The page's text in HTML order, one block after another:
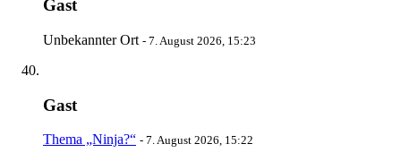
Gast
Unbekannter Ort - 7. August 2026, 15:23
Gast
Thema „Ninja?“ - 7. August 2026, 15:22